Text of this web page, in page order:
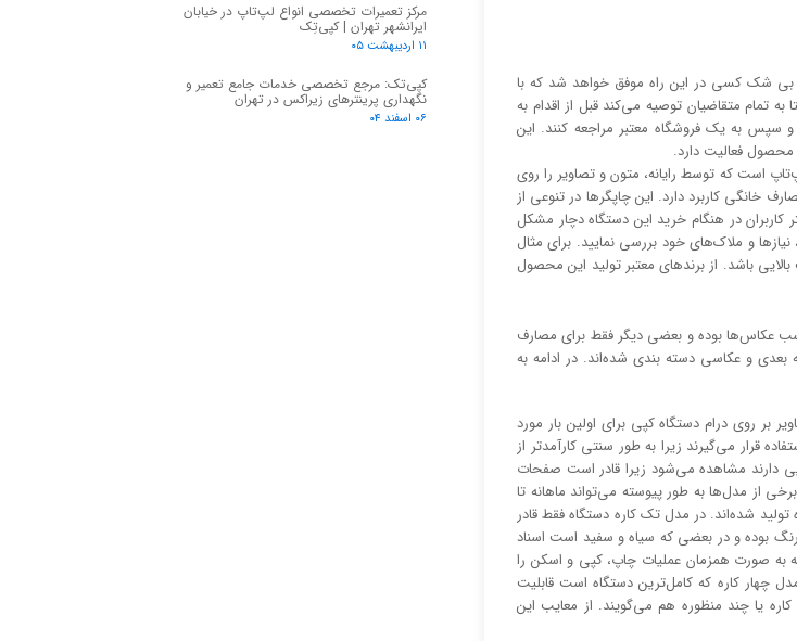
و بی شک کسی در این راه موفق خواهد شد که با
تمام متقاضیان توصیه می‌کند قبل از اقدام به
سپس به یک فروشگاه معتبر مراجعه کنند. این
فعالیت دارد.
است که توسط رایانه، متون و تصاویر را روی
کاربرد دارد. این چاپگر‌ها در تنوعی از
کاربران در هنگام خرید این دستگاه دچار مشکل
و ملاک‌های خود بررسی نمایید. برای مثال
باشد. از برند‌های معتبر تولید این محصول
عکاس‌ها بوده و بعضی دیگر فقط برای مصارف
بعدی و عکاسی دسته بندی شده‌اند. در ادامه به
برای کشیدن تصاویر بر روی درام دستگاه کپی برای اولین بار مورد
قرار می‌گیرند زیرا به طور سنتی کارآمد‌‌تر از
دارند مشاهده می‌شود زیرا قادر است صفحات
از مدل‌ها به طور پیوسته می‌تواند ماهانه تا
تولید شده‌اند. در مدل تک کاره دستگاه فقط قادر
بوده و در بعضی که سیاه و سفید است اسناد
صورت همزمان عملیات چاپ، کپی و اسکن را
چهار کاره که کامل‌ترین دستگاه است قابلیت
یا چند منظوره هم می‌گویند. از معایب این
مرکز تعمیرات تخصصی انواع لپ‌تاپ در خیابان
ایرانشهر تهران | کپی‌تِک
۱۱ اردیبهشت ۰۵
کپی‌تک: مرجع تخصصی خدمات جامع تعمیر و
نگهداری پرینترهای زیراکس در تهران
۰۶ اسفند ۰۴